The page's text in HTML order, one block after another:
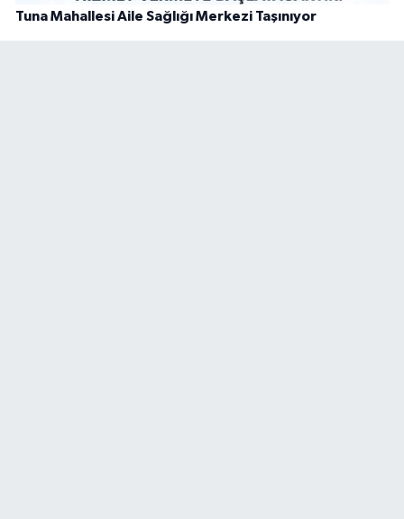
Tuna Mahallesi Aile Sağlığı Merkezi Taşınıyor